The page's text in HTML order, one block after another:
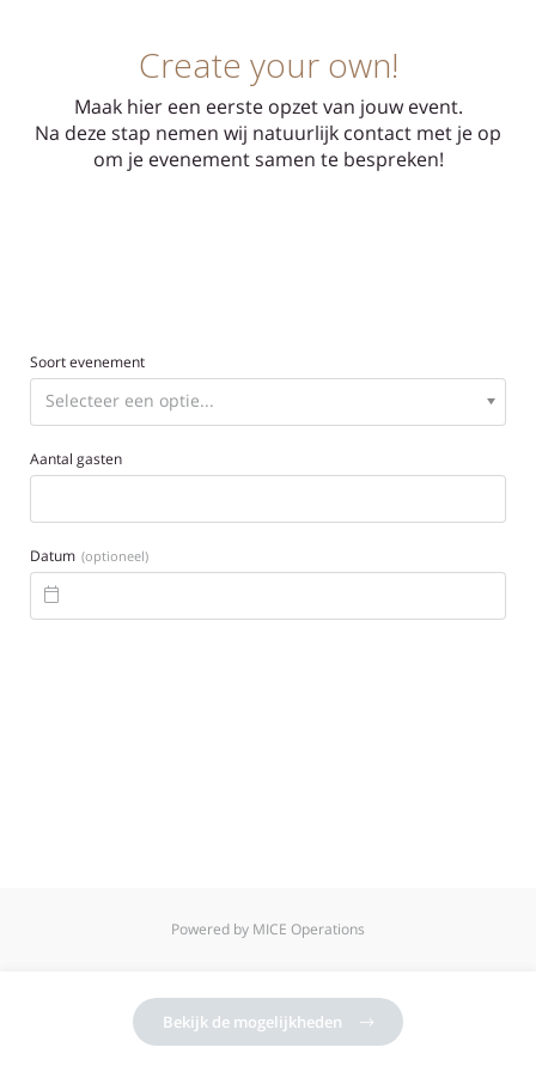
Create your own!
Maak hier een eerste opzet van jouw event.
Na deze stap nemen wij natuurlijk contact met je op
om je evenement samen te bespreken!
Soort evenement
Aantal gasten
Datum (optioneel)

Powered by MICE Operations
Bekijk de mogelijkheden